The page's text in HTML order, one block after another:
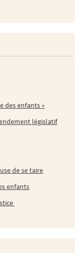
des enfants »
législatif
de se taire
enfants